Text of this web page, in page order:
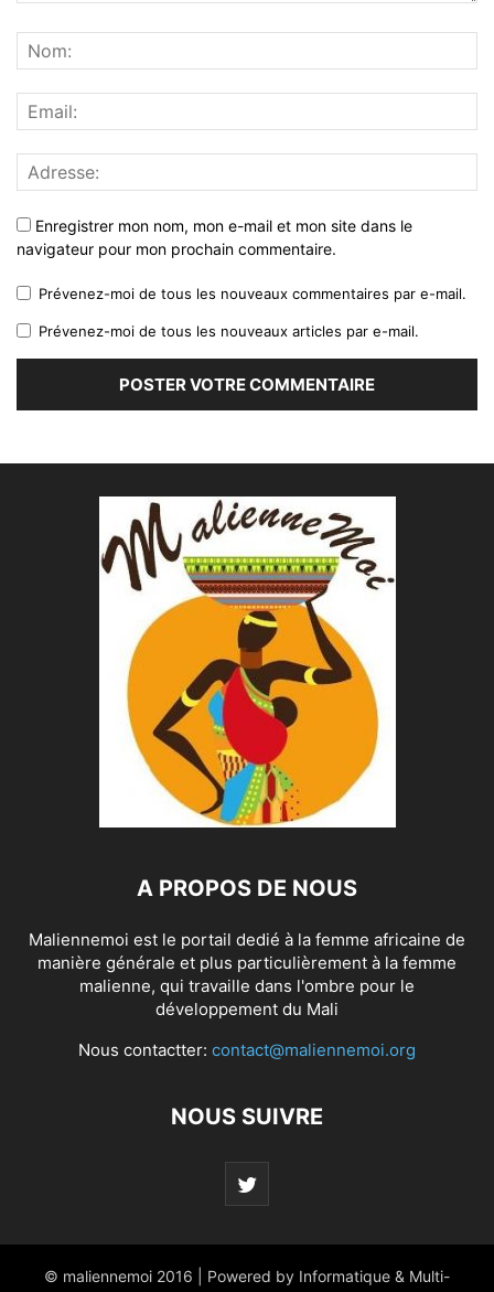
Enregistrer mon nom, mon e-mail et mon site dans le
navigateur pour mon prochain commentaire.
Prévenez-moi de tous les nouveaux commentaires par e-mail.
Prévenez-moi de tous les nouveaux articles par e-mail.
A PROPOS DE NOUS
Maliennemoi est le portail dedié à la femme africaine de
manière générale et plus particulièrement à la femme
malienne, qui travaille dans l'ombre pour le
développement du Mali
Nous contactter: contact@maliennemoi.org
NOUS SUIVRE
© maliennemoi 2016 | Powered by Informatique & Multi-